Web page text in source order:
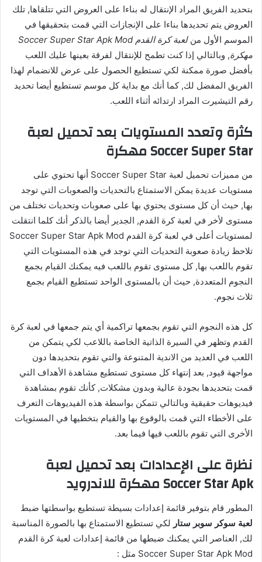
بتحديد الفريق المراد الإنتقال له بناءا على العروض التي تتلقاها, تلك
العروض يتم تحديدها بناءا على الإنجازات التي قمت بتحقيقها في
الموسم الأول من
لعبة كرة القدم Soccer Super Star Apk Mod
مهكرة, وبالتالي إذا كنت تطمح للإنتقال لفرقة بعينها عليك اللعب
بأفضل صورة ممكنة لكي تستطيع الحصول على عرض للانضمام لهذا
الفريق المفضل لك, كما أنك مع بداية كل موسم تستطيع أيضا تحديد
رقم التيشيرت المراد ارتدائه أثناء اللعب.
كثرة وتعدد المستويات بعد تحميل لعبة
Soccer Super Star مهكرة
من مميزات تحميل لعبة Soccer Super Star أنها تحتوي على
مستويات عديدة يمكن الاستمتاع بالتحديات والصعوبات التي توجد
بها, حيث أن كل مستوى يحتوي بها على صعوبات وتحديات تختلف من
مستوى لأخر في لعبة كرة القدم, الجدير أيضا بالذكر أنك كلما انتقلت
لمستويات أعلى في لعبة كرة القدم Soccer Super Star Apk Mod
تلاحظ زيادة صعوبة التحديات التي توجد في هذه المستويات التي
تقوم باللعب بها, كل مستوى تقوم باللعب فيه يمكنك القيام بجمع
النجوم المتعددة, حيث أن بالمستوى الواحد تستطيع القيام بجمع
ثلاث نجوم.
كل هذه النجوم التي تقوم بجمعها تراكمية أي يتم جمعها في لعبة كرة
القدم وتظهر في السيرة الذاتية الخاصة باللاعب لكي يتمكن من
اللعب في العديد من الاندية المتنوعة والتي تقوم بتحديدها دون
مواجهة قيود, بعد إنتهاء كل مستوى تستطيع مشاهدة الأهداف التي
قمت بتحديدها بجودة عالية وبدون مشكلات, كأنك تقوم بمشاهدة
فيديوهات حقيقية وبالتالي تتمكن بواسطة هذه الفيديوهات التعرف
على الأخطاء التي قمت بالوقوع بها والقيام بتخطيها في المستويات
الأخرى التي تقوم باللعب فيها فيما بعد.
نظرة على الإعدادات بعد تحميل لعبة
Soccer Star Apk مهكرة للاندرويد
المطور قام بتوفير قائمة إعدادات بسيطة تستطيع بواسطتها ضبط
لعبة سوكر سوبر ستار لكي تستطيع الاستمتاع بها بالصورة المناسبة
لك, العناصر التي يمكنك ضبطها من قائمة إعدادات لعبة كرة القدم
Soccer Super Star Apk Mod مثل :